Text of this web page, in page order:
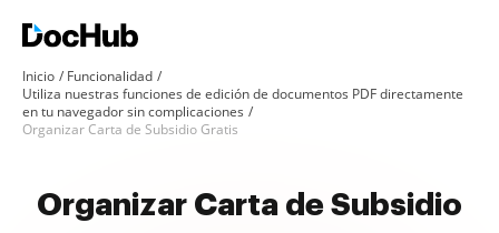
Inicio
Funcionalidad
Utiliza nuestras funciones de edición de documentos PDF directamente
en tu navegador sin complicaciones
Organizar Carta de Subsidio Gratis
Organizar Carta de Subsidio